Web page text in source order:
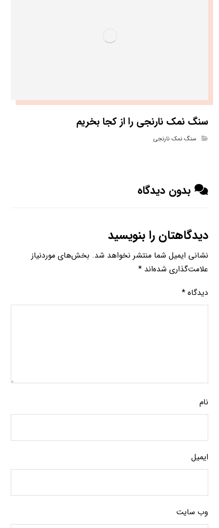
سنگ نمک نارنجی را از کجا بخریم
سنگ نمک نارنجی
بدون دیدگاه
دیدگاهتان را بنویسید
نشانی ایمیل شما منتشر نخواهد شد. بخش‌های موردنیاز
علامت‌گذاری شده‌اند*
دیدگاه*
نام
ایمیل
وب‌ سایت